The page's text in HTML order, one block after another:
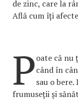
de zinc, care la
Află cum îți
Poate că nu
când în
sau o
frumuseții și